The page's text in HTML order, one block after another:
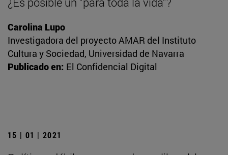
Carolina Lupo
Investigadora del proyecto AMAR del Instituto
Cultura y Sociedad, Universidad de Navarra
Publicado en: El Confidencial Digital
15 | 01 | 2021